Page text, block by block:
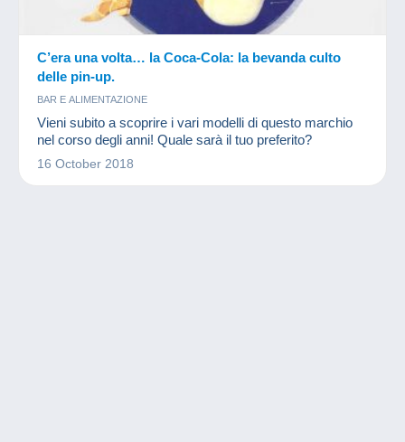
C’era una volta… la Coca-Cola: la bevanda culto
delle pin-up.
BAR E ALIMENTAZIONE
Vieni subito a scoprire i vari modelli di questo marchio
nel corso degli anni! Quale sarà il tuo preferito?
16 October 2018